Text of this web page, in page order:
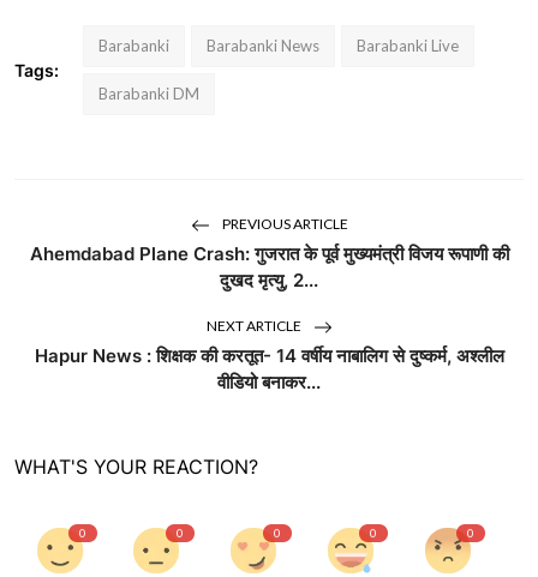
Tags:
Barabanki Barabanki News Barabanki Live
Barabanki DM
PREVIOUS ARTICLE
Ahemdabad Plane Crash: गुजरात के पूर्व मुख्यमंत्री विजय रूपाणी की
दुखद मृत्यु, 2...
NEXT ARTICLE
Hapur News : शिक्षक की करतूत- 14 वर्षीय नाबालिग से दुष्कर्म, अश्लील
वीडियो बनाकर...
WHAT'S YOUR REACTION?
0 0 0 0 0